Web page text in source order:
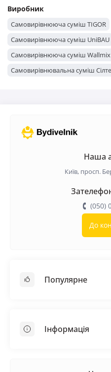
Виробник
Самовирівнююча суміш TIGOR
Самовирівнююча суміш UniBAU
Самовирівнююча суміш Wallmix
Самовирівнювальна суміш
Самовирівнююча суміш
Самовирівнююча суміш
Самовирівнююча суміш Baumit
Самовирівнювальна суміш
Наша
Київ, просп.
(050)
До
Популярне
Самовирівнююча суміш
Інформація